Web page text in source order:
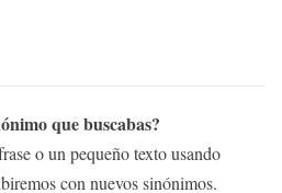
que buscabas?
o un pequeño texto usando
con nuevos sinónimos.